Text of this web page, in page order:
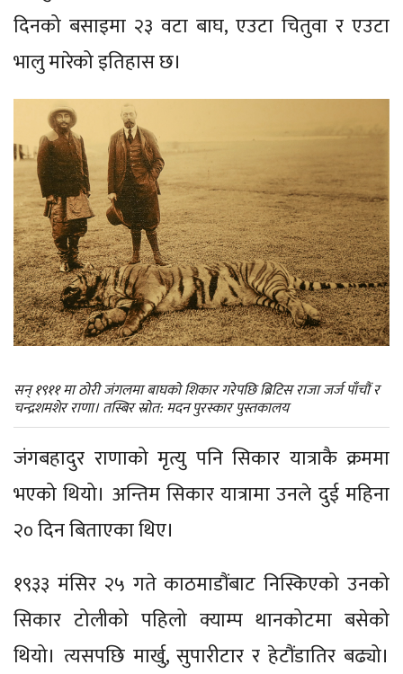
दिनको बसाइमा २३ वटा बाघ, एउटा चितुवा र एउटा
भालु मारेको इतिहास छ।
सन् १९११ मा ठोरी जंगलमा बाघको शिकार गरेपछि ब्रिटिस राजा जर्ज पाँचौं र
चन्द्रशमशेर राणा। तस्बिर स्रोत: मदन पुरस्कार पुस्तकालय
जंगबहादुर राणाको मृत्यु पनि सिकार यात्राकै क्रममा
भएको थियो। अन्तिम सिकार यात्रामा उनले दुई महिना
२० दिन बिताएका थिए।
१९३३ मंसिर २५ गते काठमाडौंबाट निस्किएको उनको
सिकार टोलीको पहिलो क्याम्प थानकोटमा बसेको
थियो। त्यसपछि मार्खु, सुपारीटार र हेटौंडातिर बढ्यो।